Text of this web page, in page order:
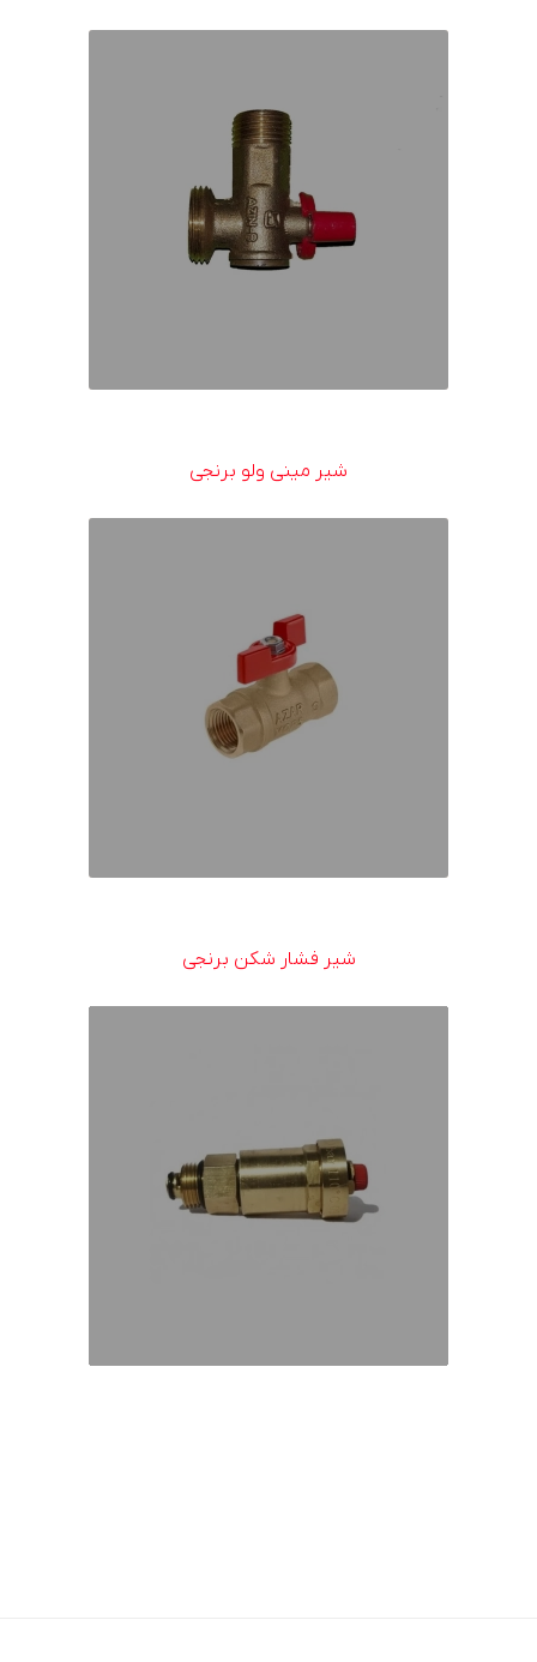
شیر مینی ولو برنجی
شیر فشار شکن برنجی